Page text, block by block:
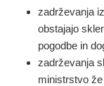
zadrževanja
obstajajo
pogodbe in
zadrževanja
ministrstvo